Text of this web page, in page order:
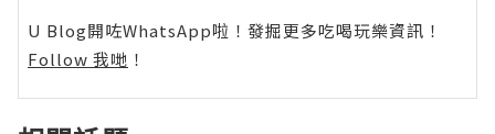
U Blog開咗WhatsApp啦！發掘更多吃喝玩樂資訊！
Follow 我哋 ！